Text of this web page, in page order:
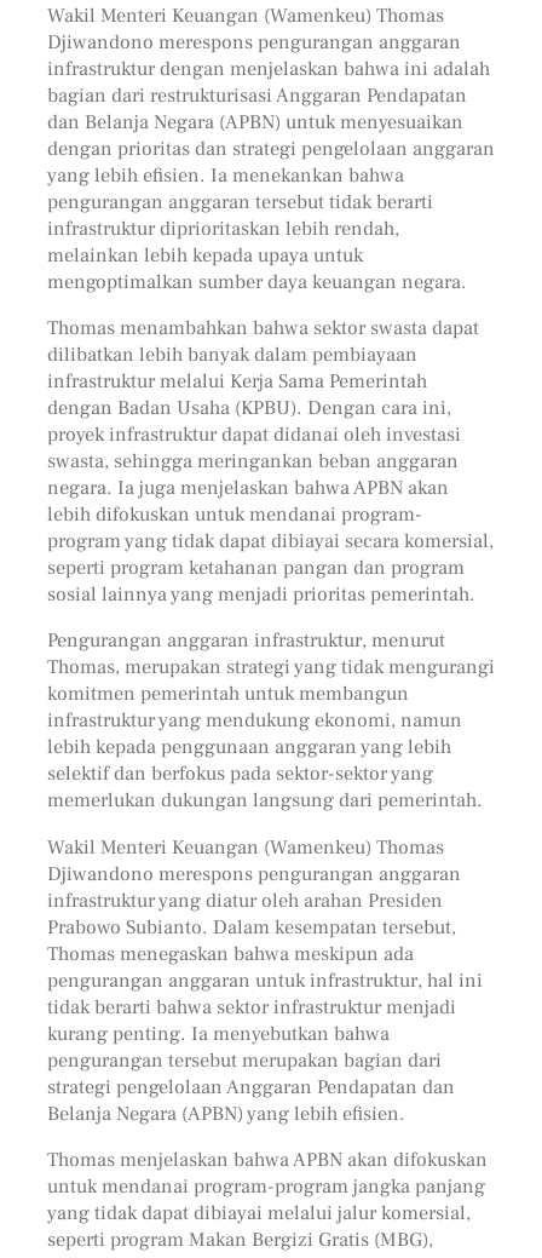
Wakil Menteri Keuangan (Wamenkeu) Thomas
Djiwandono merespons pengurangan anggaran
infrastruktur dengan menjelaskan bahwa ini adalah
bagian dari restrukturisasi Anggaran Pendapatan
dan Belanja Negara (APBN) untuk menyesuaikan
dengan prioritas dan strategi pengelolaan anggaran
yang lebih efisien. Ia menekankan bahwa
pengurangan anggaran tersebut tidak berarti
infrastruktur diprioritaskan lebih rendah,
melainkan lebih kepada upaya untuk
mengoptimalkan sumber daya keuangan negara.
Thomas menambahkan bahwa sektor swasta dapat
dilibatkan lebih banyak dalam pembiayaan
infrastruktur melalui Kerja Sama Pemerintah
dengan Badan Usaha (KPBU). Dengan cara ini,
proyek infrastruktur dapat didanai oleh investasi
swasta, sehingga meringankan beban anggaran
negara. Ia juga menjelaskan bahwa APBN akan
lebih difokuskan untuk mendanai program-
program yang tidak dapat dibiayai secara komersial,
seperti program ketahanan pangan dan program
sosial lainnya yang menjadi prioritas pemerintah.
Pengurangan anggaran infrastruktur, menurut
Thomas, merupakan strategi yang tidak mengurangi
komitmen pemerintah untuk membangun
infrastruktur yang mendukung ekonomi, namun
lebih kepada penggunaan anggaran yang lebih
selektif dan berfokus pada sektor-sektor yang
memerlukan dukungan langsung dari pemerintah.
Wakil Menteri Keuangan (Wamenkeu) Thomas
Djiwandono merespons pengurangan anggaran
infrastruktur yang diatur oleh arahan Presiden
Prabowo Subianto. Dalam kesempatan tersebut,
Thomas menegaskan bahwa meskipun ada
pengurangan anggaran untuk infrastruktur, hal ini
tidak berarti bahwa sektor infrastruktur menjadi
kurang penting. Ia menyebutkan bahwa
pengurangan tersebut merupakan bagian dari
strategi pengelolaan Anggaran Pendapatan dan
Belanja Negara (APBN) yang lebih efisien.
Thomas menjelaskan bahwa APBN akan difokuskan
untuk mendanai program-program jangka panjang
yang tidak dapat dibiayai melalui jalur komersial,
seperti program Makan Bergizi Gratis (MBG),